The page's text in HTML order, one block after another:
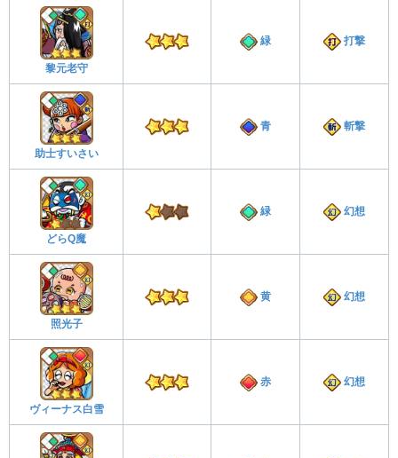
黎元老守
緑 打撃
助士すいさい
青 斬撃
どらQ魔
緑 幻想
照光子
黄 幻想
ヴィーナス白雪
赤 幻想